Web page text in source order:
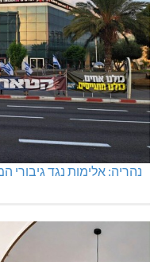
לעצור את העבריינות